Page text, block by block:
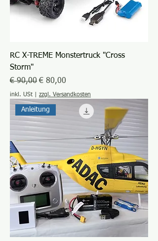
RC X-TREME Monstertruck "Cross
Storm"
Standardpreis
€ 90,00 Sale-Preis
€ 80,00
inkl. USt zzgl. Versandkosten
Anleitung